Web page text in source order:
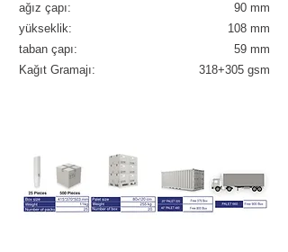
ağız çapı:
yükseklik:
taban çapı:
Kağıt Gramajı:
90 mm
108 mm
59 mm
318+305 gsm